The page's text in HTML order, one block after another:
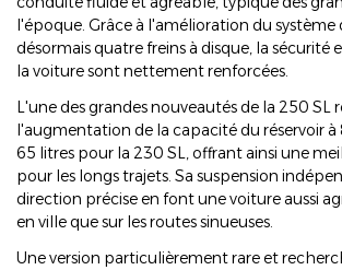
l'époque. Grâce à l'amélioration du système
désormais quatre freins à disque, la sécurité
la voiture sont nettement renforcées.
L'une des grandes nouveautés de la 250 SL
l'augmentation de la capacité du réservoir à
65 litres pour la 230 SL, offrant ainsi une
pour les longs trajets. Sa suspension
direction précise en font une voiture aussi
en ville que sur les routes sinueuses.
Une version particulièrement rare et